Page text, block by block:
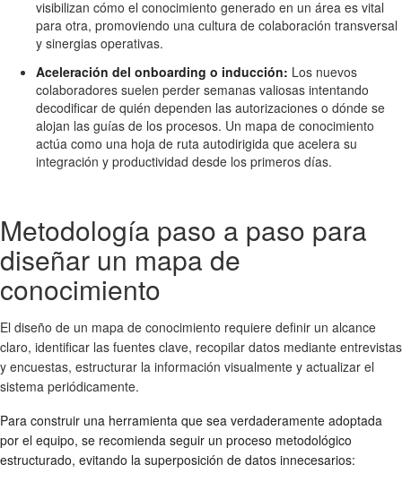
visibilizan cómo el conocimiento generado en un área es vital
para otra, promoviendo una cultura de colaboración transversal
y sinergias operativas.
Aceleración del onboarding o inducción: Los nuevos
colaboradores suelen perder semanas valiosas intentando
decodificar de quién dependen las autorizaciones o dónde se
alojan las guías de los procesos. Un mapa de conocimiento
actúa como una hoja de ruta autodirigida que acelera su
integración y productividad desde los primeros días.
Metodología paso a paso para
diseñar un mapa de
conocimiento
El diseño de un mapa de conocimiento requiere definir un alcance
claro, identificar las fuentes clave, recopilar datos mediante entrevistas
y encuestas, estructurar la información visualmente y actualizar el
sistema periódicamente.
Para construir una herramienta que sea verdaderamente adoptada
por el equipo, se recomienda seguir un proceso metodológico
estructurado, evitando la superposición de datos innecesarios: